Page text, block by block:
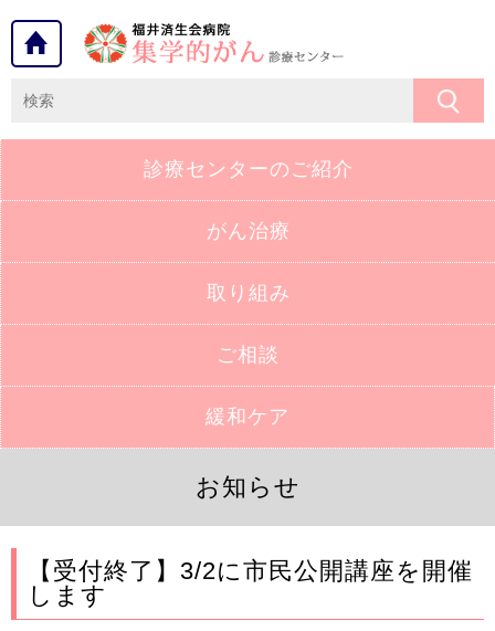
診療センターの ご紹介
がん治療
取り組み
ご相談
緩和ケア
お知らせ
【受付終了】3/2に市民公開講座を開催
します